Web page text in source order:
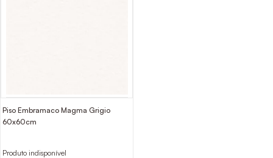
Piso Embramaco Magma Grigio
60x60cm
Produto indisponível